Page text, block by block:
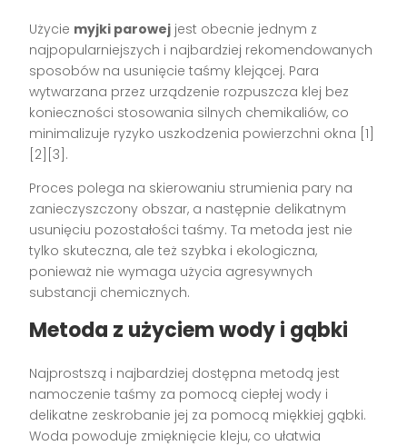
Użycie myjki parowej jest obecnie jednym z
najpopularniejszych i najbardziej rekomendowanych
sposobów na usunięcie taśmy klejącej. Para
wytwarzana przez urządzenie rozpuszcza klej bez
konieczności stosowania silnych chemikaliów, co
minimalizuje ryzyko uszkodzenia powierzchni okna [1]
[2][3].
Proces polega na skierowaniu strumienia pary na
zanieczyszczony obszar, a następnie delikatnym
usunięciu pozostałości taśmy. Ta metoda jest nie
tylko skuteczna, ale też szybka i ekologiczna,
ponieważ nie wymaga użycia agresywnych
substancji chemicznych.
Metoda z użyciem wody i gąbki
Najprostszą i najbardziej dostępna metodą jest
namoczenie taśmy za pomocą ciepłej wody i
delikatne zeskrobanie jej za pomocą miękkiej gąbki.
Woda powoduje zmięknięcie kleju, co ułatwia